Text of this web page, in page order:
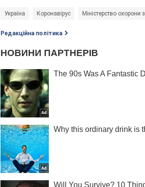
Україна Коронавірус Міністерство
Редакційна політика